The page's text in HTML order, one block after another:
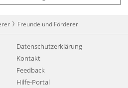
Freunde und Förderer
Datenschutzerklärung
Kontakt
Feedback
Hilfe-Portal